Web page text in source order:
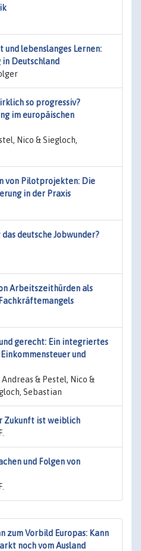
und lebenslanges Lernen:
Deutschland
so progressiv?
im europäischen
Nico & Siegloch,
von Pilotprojekten: Die
in der Praxis
deutsche Jobwunder?
Arbeitszeithürden als
gerecht: Ein integriertes
und
& Pestel, Nico &
Sebastian
Zukunft ist weiblich
und Folgen von
zum Vorbild Europas: Kann
noch vom Ausland